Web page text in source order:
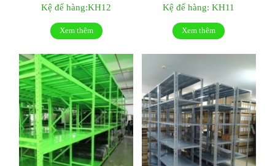
Kệ để hàng:KH12
Xem thêm
Kệ để hàng: KH11
Xem thêm